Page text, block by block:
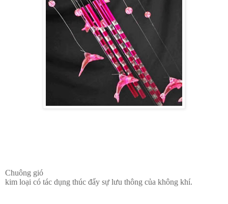
Chuông gió
kim loại có tác dụng thúc đẩy sự lưu thông của không khí.